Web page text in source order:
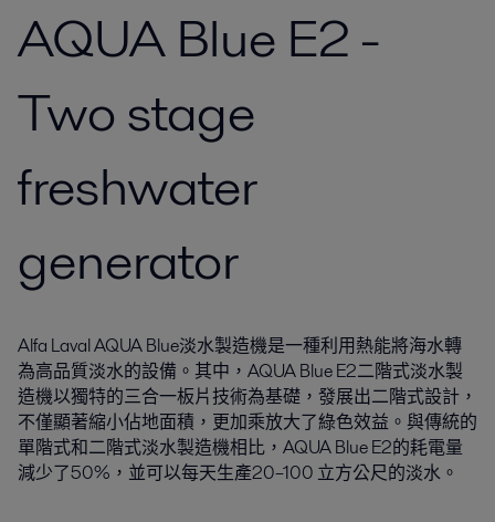
AQUA Blue E2 -
Two stage
freshwater
generator
Alfa Laval AQUA Blue淡水製造機是一種利用熱能將海水轉
為高品質淡水的設備。其中，AQUA Blue E2二階式淡水製
造機以獨特的三合一板片技術為基礎，發展出二階式設計，
不僅顯著縮小佔地面積，更加乘放大了綠色效益。與傳統的
單階式和二階式淡水製造機相比，AQUA Blue E2的耗電量
減少了50%，並可以每天生產20–100 立方公尺的淡水。